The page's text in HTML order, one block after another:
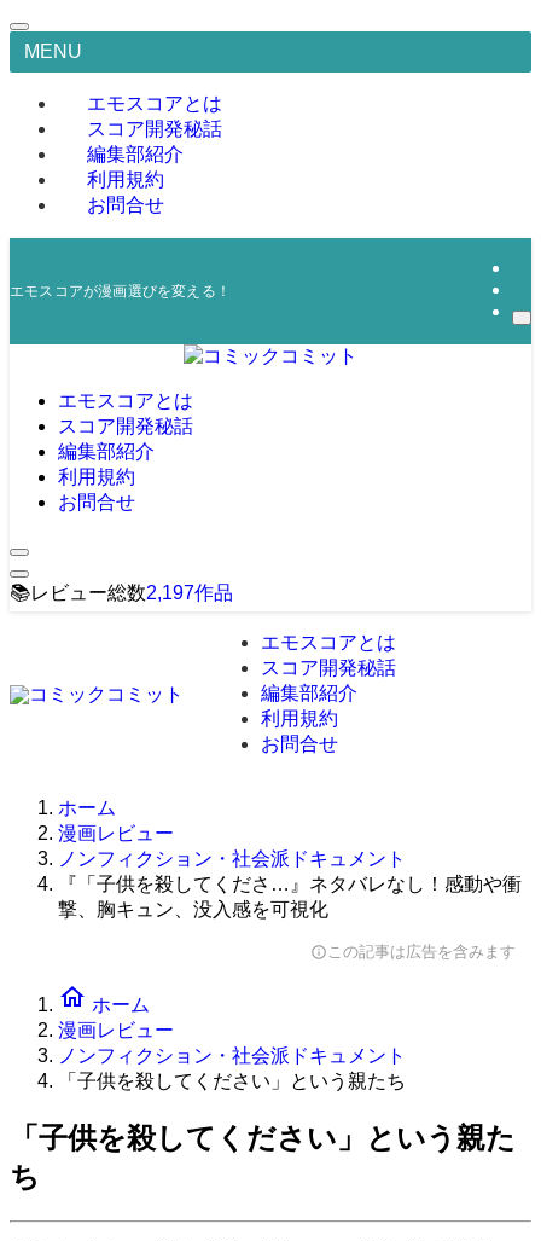
MENU
エモスコアとは
スコア開発秘話
編集部紹介
利用規約
お問合せ
エモスコアが漫画選びを変える！
エモスコアとは
スコア開発秘話
編集部紹介
利用規約
お問合せ
📚レビュー総数2,197作品
エモスコアとは
スコア開発秘話
編集部紹介
利用規約
お問合せ
ホーム
漫画レビュー
ノンフィクション・社会派ドキュメント
『「子供を殺してくださ…』ネタバレなし！感動や衝
撃、胸キュン、没入感を可視化
infoこの記事は広告を含みます
home ホーム
漫画レビュー
ノンフィクション・社会派ドキュメント
「子供を殺してください」という親たち
「子供を殺してください」という親た
ち